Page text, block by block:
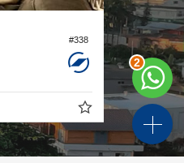
#338
2 2
a partir de
2